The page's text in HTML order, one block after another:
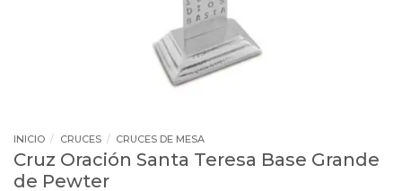
INICIO / CRUCES / CRUCES DE MESA
Cruz Oración Santa Teresa Base Grande
de Pewter